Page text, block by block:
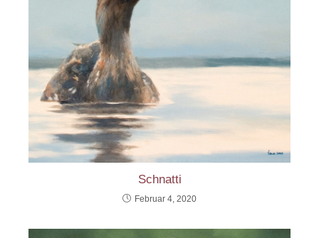
Schnatti
Februar 4, 2020